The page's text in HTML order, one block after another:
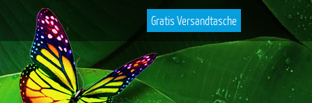
Gratis Versandtasche